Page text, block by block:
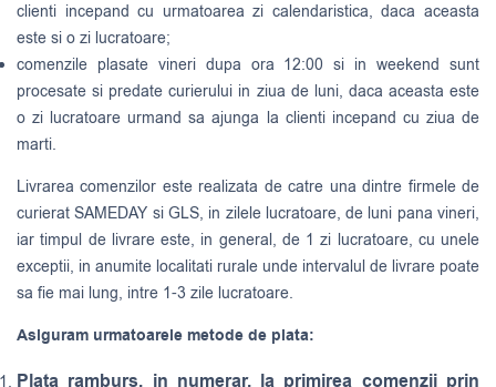
clienti incepand cu urmatoarea zi calendaristica, daca aceasta
este si o zi lucratoare;
comenzile plasate vineri dupa ora 12:00 si in weekend sunt
procesate si predate curierului in ziua de luni, daca aceasta este
o zi lucratoare urmand sa ajunga la clienti incepand cu ziua de
marti.
Livrarea comenzilor este realizata de catre una dintre firmele de
curieratSAMEDAY si GLS, in zilele lucratoare, de luni pana vineri,
iar timpul de livrare este, in general, de 1 zi lucratoare, cu unele
exceptii, in anumite localitati rurale unde intervalul de livrare poate
sa fie mai lung, intre 1-3 zile lucratoare.
Asiguram urmatoarele metode de plata:
Plata ramburs, in numerar, la primirea comenzii prin